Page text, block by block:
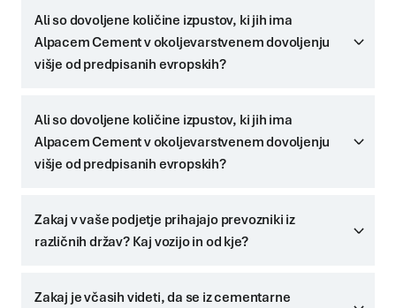
Ali so dovoljene količine izpustov, ki jih ima
Alpacem Cement v okoljevarstvenem dovoljenju
višje od predpisanih evropskih?
Ali so dovoljene količine izpustov, ki jih ima
Alpacem Cement v okoljevarstvenem dovoljenju
višje od predpisanih evropskih?
Zakaj v vaše podjetje prihajajo prevozniki iz
različnih držav? Kaj vozijo in od kje?
Zakaj je včasih videti, da se iz cementarne